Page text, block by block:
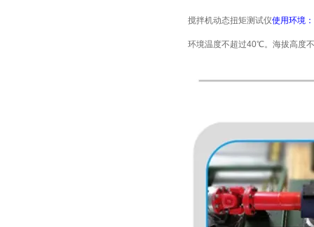
搅拌机动态扭矩测试仪使用环境：
环境温度不超过40℃。海拔高度